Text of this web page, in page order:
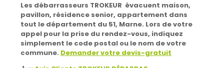
Les débarrasseurs TROKEUR évacuent maison,
pavillon, résidence senior, appartement dans
tout le département du 51, Marne. Lors de votre
appel pour la prise du rendez-vous, indiquez
simplement le code postal ou le nom de votre
commune. Demander votre devis-gratuit